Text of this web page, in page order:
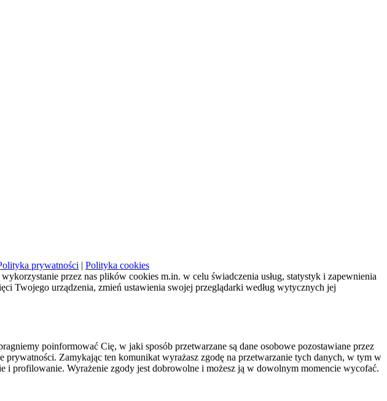
prywatności | Polityka cookies
przez nas plików cookies m.in. w celu świadczenia usług, statystyk i zapewnienia
Twojego urządzenia, zmień ustawienia swojej przeglądarki według wytycznych jej
poinformować Cię, w jaki sposób przetwarzane są dane osobowe pozostawiane przez
Zamykając ten komunikat wyrażasz zgodę na przetwarzanie tych danych, w tym w
profilowanie. Wyrażenie zgody jest dobrowolne i możesz ją w dowolnym momencie wycofać.